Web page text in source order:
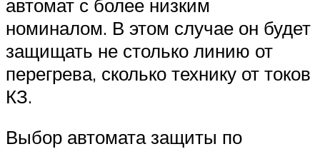
автомат с более низким
номиналом. В этом случае он будет
защищать не столько линию от
перегрева, сколько технику от токов
КЗ.
Выбор автомата защиты по